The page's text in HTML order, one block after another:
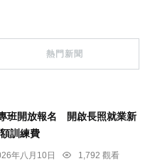
熱門新聞
班開放報名 開啟長照就業新
訓練費
年八月10日
1,792 觀看